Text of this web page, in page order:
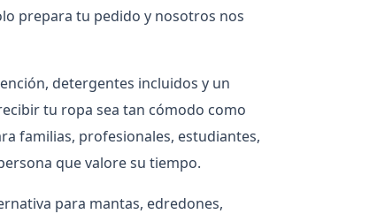
prepara tu pedido y nosotros nos
detergentes incluidos y un
tu ropa sea tan cómodo como
familias, profesionales, estudiantes,
que valore su tiempo.
para mantas, edredones,